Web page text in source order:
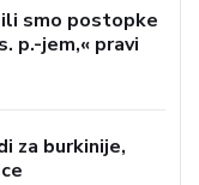
smo postopke
p.-jem,« pravi
za burkinije,